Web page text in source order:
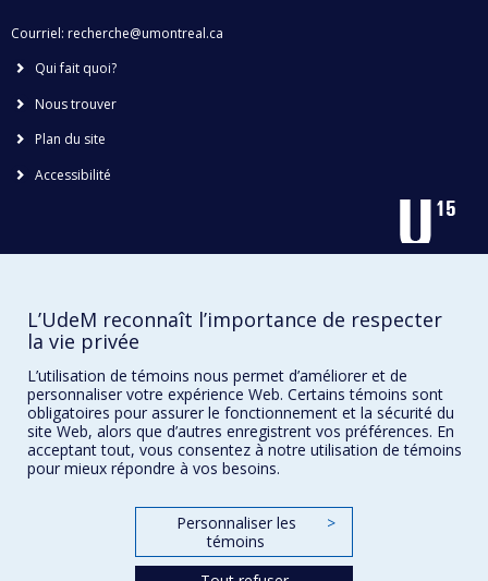
Courriel: recherche@umontreal.ca
Qui fait quoi?
Nous trouver
Plan du site
Accessibilité
Confidentialité
Conditions d’utilisation
Paramètres des témoins
Université de
L’UdeM reconnaît l’importance de respecter
la vie privée
L’utilisation de témoins nous permet d’améliorer et de
personnaliser votre expérience Web. Certains témoins sont
obligatoires pour assurer le fonctionnement et la sécurité du
site Web, alors que d’autres enregistrent vos préférences. En
acceptant tout, vous consentez à notre utilisation de témoins
pour mieux répondre à vos besoins.
Personnaliser les
témoins
>